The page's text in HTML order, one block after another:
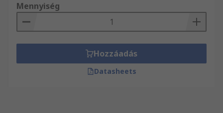
Mennyiség
Hozzáadás
Datasheets